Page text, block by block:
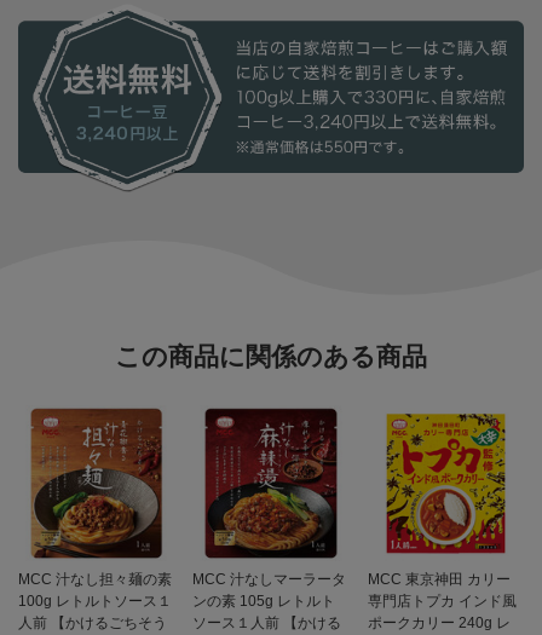
この商品に関係のある商品
MCC 汁なし担々麺の素
100g レトルトソース１
人前 【かけるごちそう
MCC 汁なしマーラータ
ンの素 105g レトルト
ソース１人前 【かける
MCC 東京神田 カリー
専門店トプカ インド風
ポークカリー 240g レ